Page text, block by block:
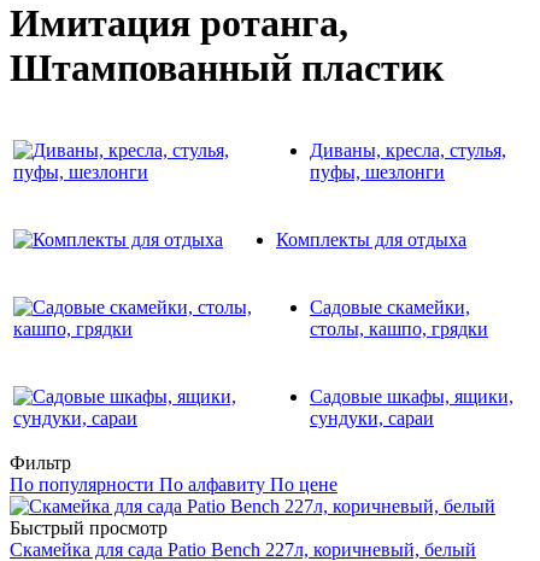
Имитация ротанга,
Штампованный пластик
Диваны, кресла, стулья,
пуфы, шезлонги
Комплекты для отдыха
Садовые скамейки,
столы, кашпо, грядки
Садовые шкафы, ящики,
сундуки, сараи
Фильтр
По популярности По алфавиту По цене
Быстрый просмотр
Скамейка для сада Patio Bench 227л, коричневый, белый